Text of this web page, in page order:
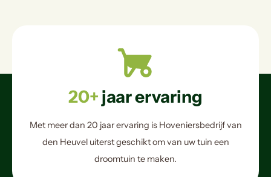
20+ jaar ervaring
Met meer dan 20 jaar ervaring is Hoveniersbedrijf van
den Heuvel uiterst geschikt om van uw tuin een
droomtuin te maken.